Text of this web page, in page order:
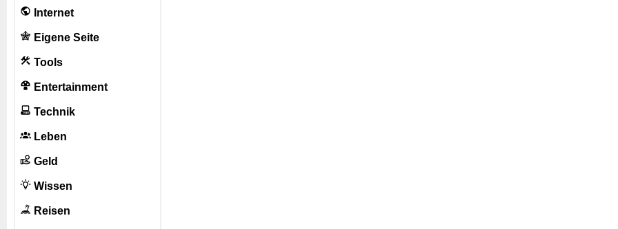
Internet
Eigene Seite
Tools
Entertainment
Technik
Leben
Geld
Wissen
Reisen